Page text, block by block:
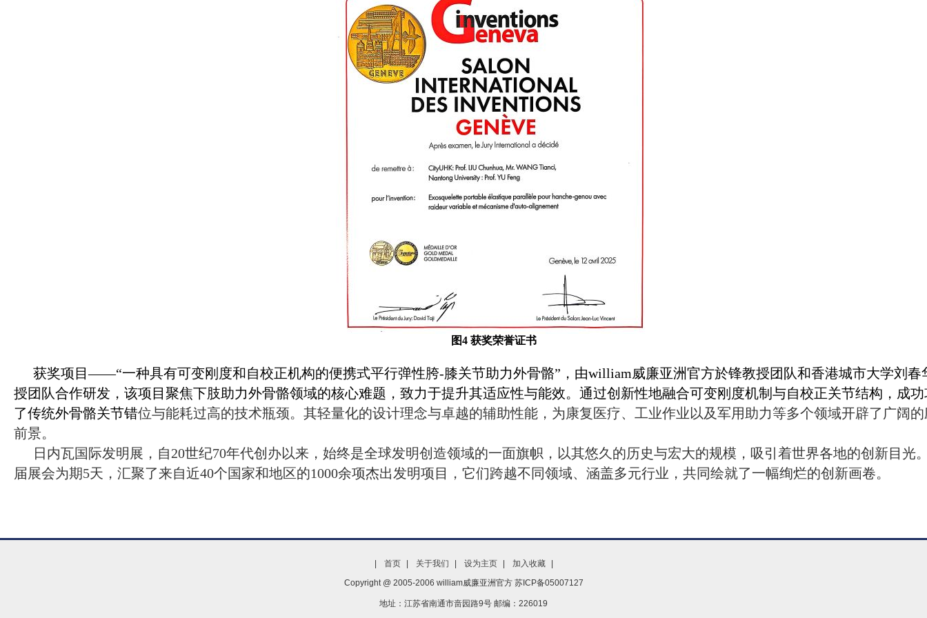
图4 获奖荣誉证书
获奖项目——“一种具有可变刚度和自校正机构的便携式平行弹性胯-膝关节助力外骨骼”， 由william威廉亚洲官方於锋教授团 队和香港城市大学刘春
授团队合作研发，该项目聚焦下肢助力外骨骼领域的核心难题，致力于提升其适应性与能效。通过创新性地融合可变刚度机制与自校正关节结构，成
了传统外骨骼关节错位与能耗过高的技术瓶颈。其轻量化的设计理念与卓越的辅助性能，为康复医疗、工业作业以及军用助力等多个领域开辟了广阔
前景。
日内瓦国际发明展，自20世纪70年代创办以来，始终是全球发明创造领域的一面旗帜，以其悠久的历史与宏大的规模，吸引着世界各地的创新目光
届展会为期5天，汇聚了来自近40个国家和地区的1000余项杰出发明项目，它们跨越不同领域、涵盖多元行业，共同绘就了一幅绚烂的创新画卷。
| 首页 | 关于我们 | 设为主页 | 加入收藏
|
Copyright @ 2005-2006 william威廉亚洲官方 苏ICP备05007127
地址：江苏省南通市啬园路9号 邮编：226019